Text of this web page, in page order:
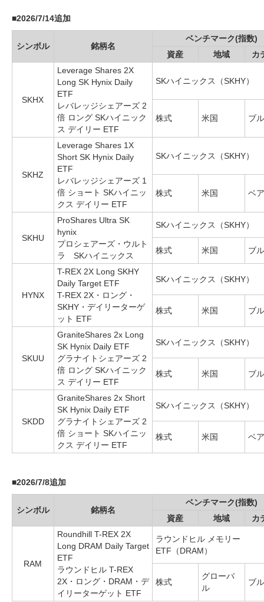
■2026/7/14追加
シンボル 銘柄名
ベンチマーク(指数)
資産
地域 カ
SKHX
Leverage Shares 2X
Long SK Hynix Daily
ETF
レバレッジシェアーズ 2
倍 ロング SKハイニック
ス デイリー ETF
SKハイニックス（SKHY）
株式 米国 ブ
SKHZ
Leverage Shares 1X
Short SK Hynix Daily
ETF
レバレッジシェアーズ 1
倍 ショート SKハイニッ
クス デイリー ETF
SKハイニックス（SKHY）
株式 米国 ベ
SKHU
ProShares Ultra SK
hynix
プロシェアーズ・ウルト
ラ SKハイニックス
SKハイニックス（SKHY）
株式 米国 ブ
HYNX
T-REX 2X Long SKHY
Daily Target ETF
T-REX 2X・ロング・
SKHY・デイリーターゲ
ット ETF
SKハイニックス（SKHY）
株式 米国 ブ
SKUU
GraniteShares 2x Long
SK Hynix Daily ETF
グラナイトシェアーズ 2
倍 ロング SKハイニック
ス デイリー ETF
SKハイニックス（SKHY）
株式 米国 ブ
SKDD
GraniteShares 2x Short
SK Hynix Daily ETF
グラナイトシェアーズ 2
倍 ショート SKハイニッ
クス デイリー ETF
SKハイニックス（SKHY）
株式 米国 ベ
■2026/7/8追加
シンボル 銘柄名
ベンチマーク(指数)
資産
地域 カ
RAM
Roundhill T-REX 2X
Long DRAM Daily Target
ETF
ラウンドヒル T-REX
2X・ロング・DRAM・デ
イリーターゲット ETF
ラウンドヒル メモリー
ETF（DRAM）
株式
グローバ
ル
ブ